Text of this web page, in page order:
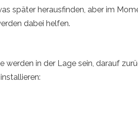
später herausfinden, aber im
dabei helfen.
in der Lage sein, darauf